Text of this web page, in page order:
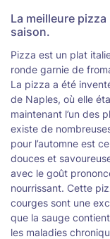
La meilleure
saison.
Pizza est un plat
ronde garnie de
La pizza a été
de Naples, où elle
maintenant l’un des
existe de
pour l’automne est
douces et
avec le goût
nourrissant. Cette
courges sont une
que la sauge
les maladies